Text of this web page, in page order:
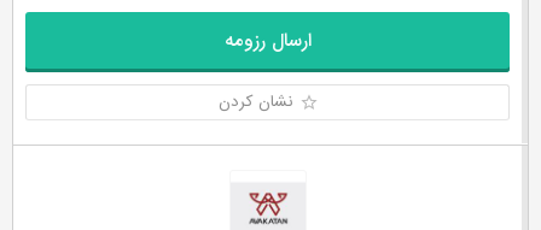
ارسال رزومه
نشان کردن